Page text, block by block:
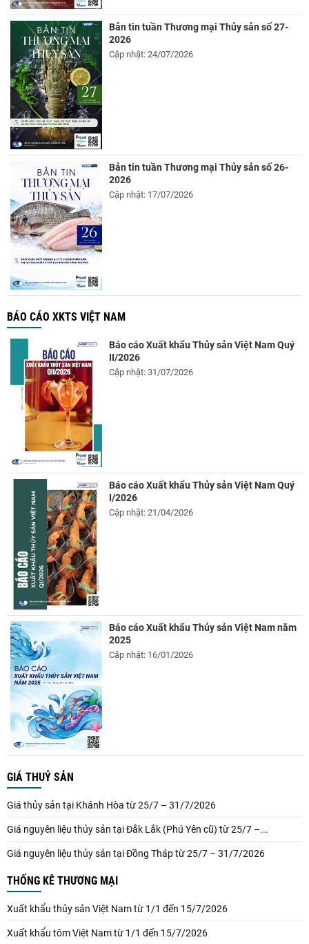
Bản tin tuần Thương mại Thủy sản số 27-
2026
Cập nhật: 24/07/2026
Bản tin tuần Thương mại Thủy sản số 26-
2026
Cập nhật: 17/07/2026
BÁO CÁO XKTS VIỆT NAM
Báo cáo Xuất khẩu Thủy sản Việt Nam Quý
II/2026
Cập nhật: 31/07/2026
Báo cáo Xuất khẩu Thủy sản Việt Nam Quý
I/2026
Cập nhật: 21/04/2026
Báo cáo Xuất khẩu Thủy sản Việt Nam năm
2025
Cập nhật: 16/01/2026
GIÁ THUỶ SẢN
Giá thủy sản tại Khánh Hòa từ 25/7 – 31/7/2026
Giá nguyên liệu thủy sản tại Đắk Lắk (Phú Yên cũ) từ 25/7 –...
Giá nguyên liệu thủy sản tại Đồng Tháp từ 25/7 – 31/7/2026
THỐNG KÊ THƯƠNG MẠI
Xuất khẩu thủy sản Việt Nam từ 1/1 đến 15/7/2026
Xuất khẩu tôm Việt Nam từ 1/1 đến 15/7/2026